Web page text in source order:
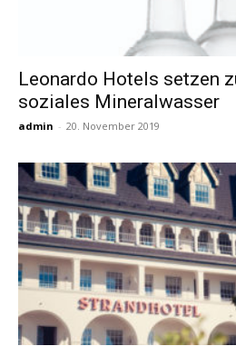
und
Leonardo Hotels setzen
soziales Mineralwasser
admin - 20. November 2019